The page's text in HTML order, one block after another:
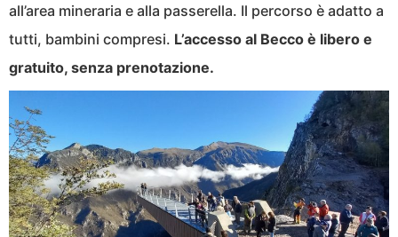
all’area mineraria e alla passerella. Il percorso è adatto a
tutti, bambini compresi. L’accesso al Becco è libero e
gratuito, senza prenotazione.